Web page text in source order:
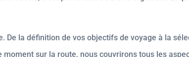
De la définition de vos objectifs de voyage à la
sur la route, nous couvrirons tous les